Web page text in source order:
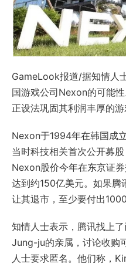
GameLook报道/据知情人
国游戏公司Nexon的可能
正设法巩固其利润丰厚的游
Nexon于1994年在韩国成
当时科技相关首次公开募股
Nexon股价今年在东京证
达到约150亿美元。如果腾
让其退市，至少要付出
知情人士表示，腾讯找上
Jung-ju的亲属，讨论收购
人士要求匿名。他们称，